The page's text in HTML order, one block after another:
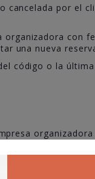
cancelada por el
con
una nueva
código o la